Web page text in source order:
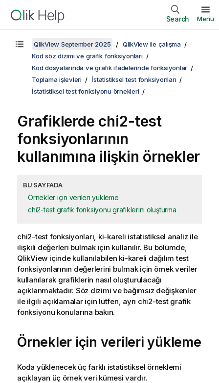
Search Menü
QlikView September 2025
QlikView ile çalışma
Kod söz dizimi ve grafik fonksiyonları
Kod dosyalarında ve grafik ifadelerinde fonksiyonlar
Toplama işlevleri
İstatistiksel test fonksiyonları
İstatistiksel test fonksiyonu örnekleri
Grafiklerde chi2-test
fonksiyonlarının
kullanımına ilişkin örnekler
BU SAYFADA
Örnekler için verileri yükleme
chi2-test grafik fonksiyonu grafiklerini oluşturma
chi2-testfonksiyonları, ki-kareli istatistiksel analiz ile
ilişkili değerleri bulmak için kullanılır. Bu bölümde,
QlikView içinde kullanılabilen ki-kareli dağılım test
fonksiyonlarının değerlerini bulmak için örnek veriler
kullanılarak grafiklerin nasıl oluşturulacağı
açıklanmaktadır. Söz dizimi ve bağımsız değişkenler
ile ilgili açıklamalar için lütfen, ayrı chi2-testgrafik
fonksiyonu konularına bakın.
Örnekler için verileri yükleme
Koda yüklenecek üç farklı istatistiksel örneklemi
açıklayan üç örnek veri kümesi vardır.